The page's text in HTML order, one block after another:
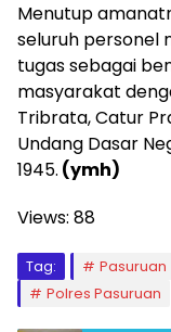
Menutup
seluruh personel
tugas sebagai
masyarakat
Tribrata, Catur
Undang Dasar
1945. (ymh)
Views: 88
Tag: Pasuruan
Polres Pasuruan